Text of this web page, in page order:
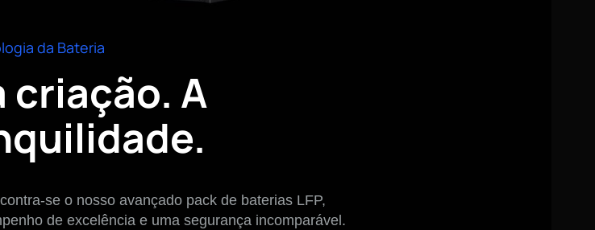
da Bateria
criação. A
se o nosso avançado pack de baterias LFP,
de excelência e uma segurança incomparável.